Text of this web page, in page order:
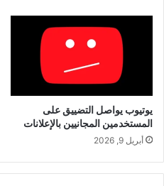
يوتيوب يواصل التضييق على
المستخدمين المجانيين بالإعلانات
أبريل 9, 2026